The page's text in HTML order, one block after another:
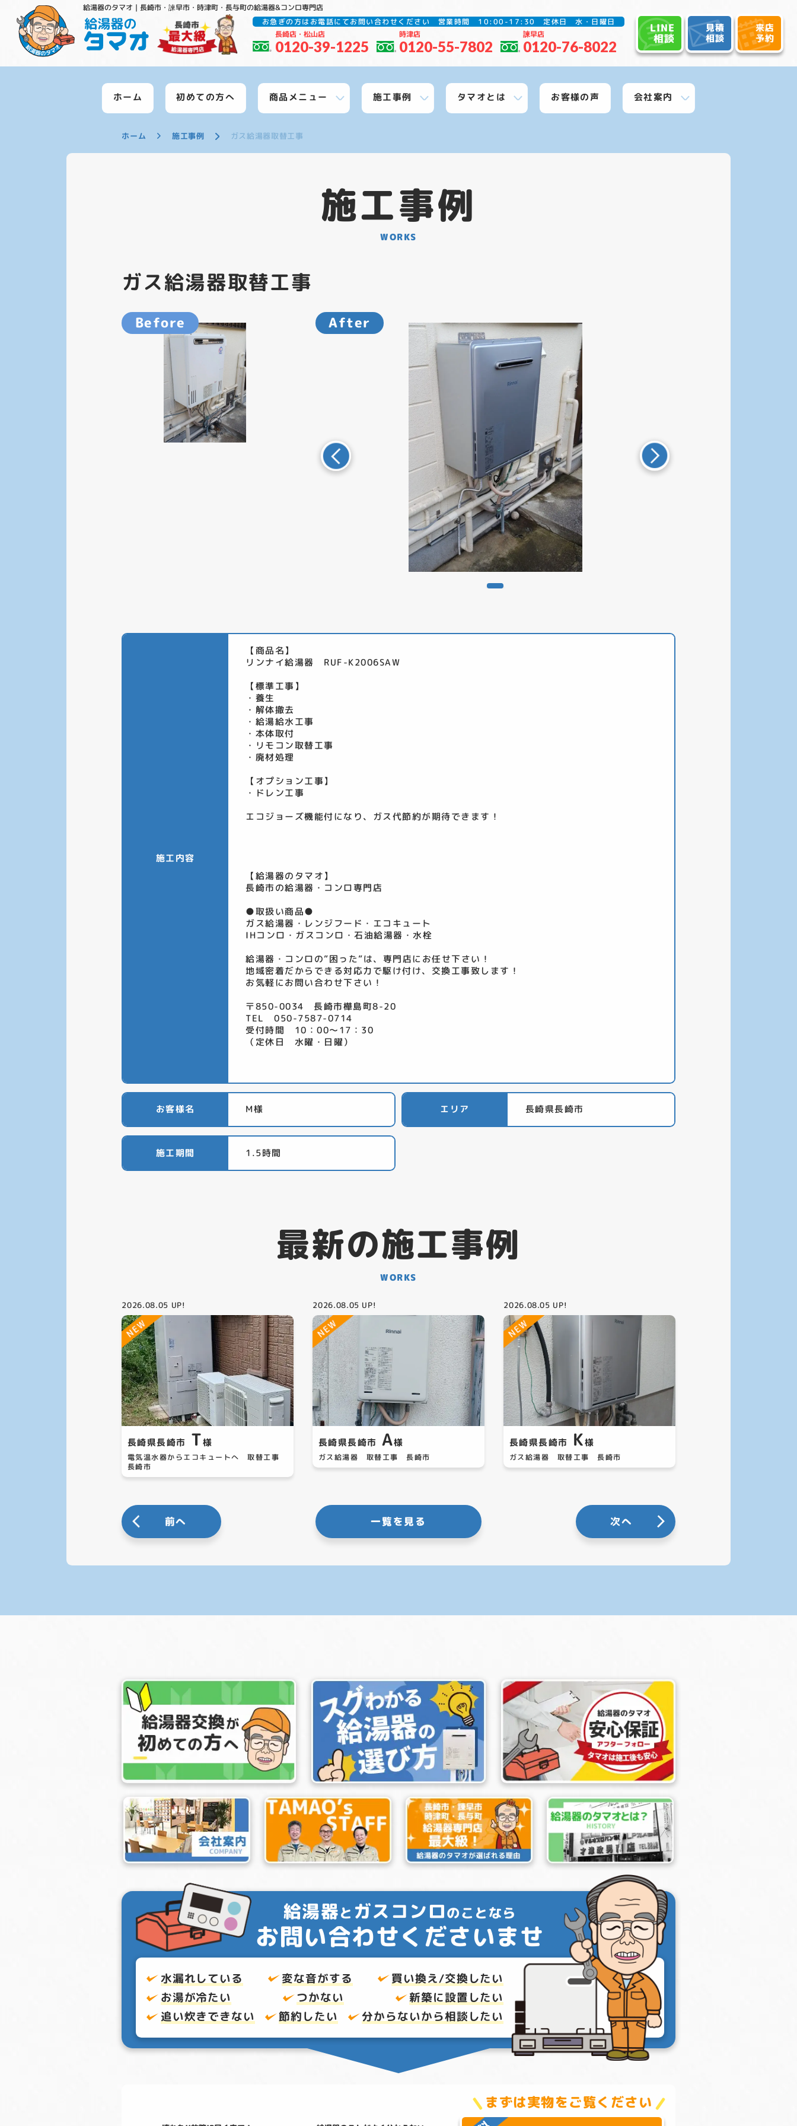
給湯器のタマオ｜長崎市・諫早市・時津町・長与町の給湯器&コンロ専門店
お急ぎの方はお電話にてお問い合わせください 営業時間 10:00-17:30 定休日 水・日曜日
長崎店・松山店
0120-39-1225
時津店
0120-55-7802
諫早店
0120-76-8022
LINE
相談
見積
相談
来店
予約
ホーム 初めての方へ 商品メニュー 施工事例 タマオとは お客様の声 会社案内
ホーム 施工事例 ガス給湯器取替工事
施工事例
WORKS
ガス給湯器取替工事
After
Before
施工内容
【商品名】
リンナイ給湯器 RUF-K2006SAW
【標準工事】
・養生
・解体撤去
・給湯給水工事
・本体取付
・リモコン取替工事
・廃材処理
【オプション工事】
・ドレン工事
エコジョーズ機能付になり、ガス代節約が期待できます！
【給湯器のタマオ】
長崎市の給湯器・コンロ専門店
●取扱い商品●
ガス給湯器・レンジフード・エコキュート
IHコンロ・ガスコンロ・石油給湯器・水栓
給湯器・コンロの”困った”は、専門店にお任せ下さい！
地域密着だからできる対応力で駆け付け、交換工事致します！
お気軽にお問い合わせ下さい！
〒850-0034 長崎市樺島町8-20
TEL 050-7587-0714
受付時間 10：00～17：30
（定休日 水曜・日曜）
お客様名 M様 エリア 長崎県長崎市
施工期間 1.5時間
最新の施工事例
WORKS
2026.08.05 UP!
長崎県長崎市 T様
電気温水器からエコキュートへ 取替工事
長崎市
2026.08.05 UP!
長崎県長崎市 A様
ガス給湯器 取替工事 長崎市
2026.08.05 UP!
長崎県長崎市 K様
ガス給湯器 取替工事 長崎市
前へ 一覧を見る 次へ
給湯器と ガスコンロのことなら
お問い合わせくださいませ
水漏れしている 変な音がする
買い換え/交換したい
お湯が冷たい
つかない
新築に設置したい
追い炊きできない
節約したい 分からないから相談したい
まずは実物をご覧ください